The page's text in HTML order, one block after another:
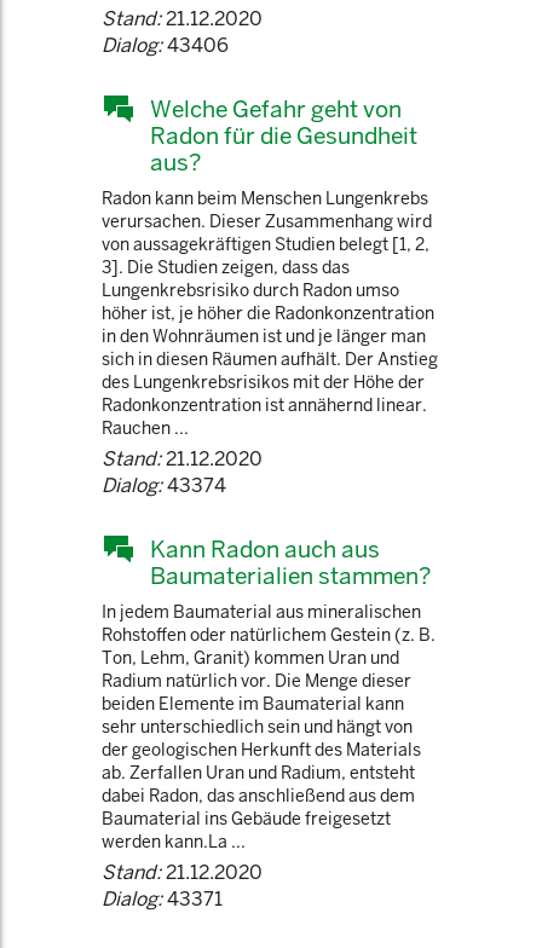
Stand:21.12.2020
Dialog:43406
Welche Gefahr geht von
Radon für die Gesundheit
aus?
Radon kann beim Menschen Lungenkrebs
verursachen. Dieser Zusammenhang wird
von aussagekräftigen Studien belegt [1, 2,
3]. Die Studien zeigen, dass das
Lungenkrebsrisiko durch Radon umso
höher ist, je höher die Radonkonzentration
in den Wohnräumen ist und je länger man
sich in diesen Räumen aufhält. Der Anstieg
des Lungenkrebsrisikos mit der Höhe der
Radonkonzentration ist annähernd linear.
Rauchen ...
Stand:21.12.2020
Dialog:43374
Kann Radon auch aus
Baumaterialien stammen?
In jedem Baumaterial aus mineralischen
Rohstoffen oder natürlichem Gestein (z. B.
Ton, Lehm, Granit) kommen Uran und
Radium natürlich vor. Die Menge dieser
beiden Elemente im Baumaterial kann
sehr unterschiedlich sein und hängt von
der geologischen Herkunft des Materials
ab. Zerfallen Uran und Radium, entsteht
dabei Radon, das anschließend aus dem
Baumaterial ins Gebäude freigesetzt
werden kann.La ...
Stand:21.12.2020
Dialog:43371